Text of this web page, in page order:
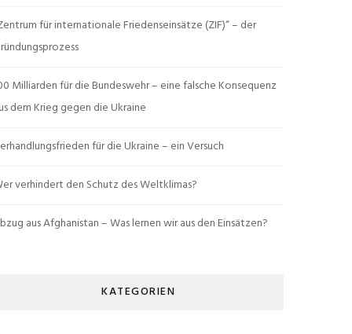
für internationale Friedenseinsätze (ZIF)“ – der
Milliarden für die Bundeswehr – eine falsche Konsequenz
dem Krieg gegen die Ukraine
für die Ukraine – ein Versuch
verhindert den Schutz des Weltklimas?
aus Afghanistan – Was lernen wir aus den Einsätzen?
KATEGORIEN